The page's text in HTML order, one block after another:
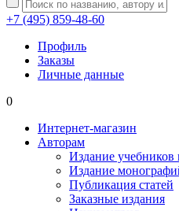
+7 (495) 859-48-60
Профиль
Заказы
Личные данные
0
Интернет-магазин
Авторам
Издание
Издание
Публикация статей
Заказные издания